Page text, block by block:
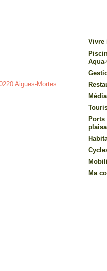
Aigues-Mortes
Vivre
Ma